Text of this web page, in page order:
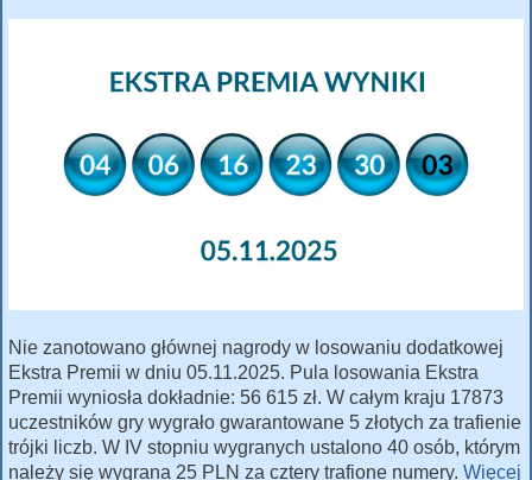
Nie zanotowano głównej nagrody w losowaniu dodatkowej
Ekstra Premii w dniu 05.11.2025. Pula losowania Ekstra
Premii wyniosła dokładnie: 56 615 zł. W całym kraju 17873
uczestników gry wygrało gwarantowane 5 złotych za trafienie
trójki liczb. W IV stopniu wygranych ustalono 40 osób, którym
należy się wygrana 25 PLN za cztery trafione numery. Więcej